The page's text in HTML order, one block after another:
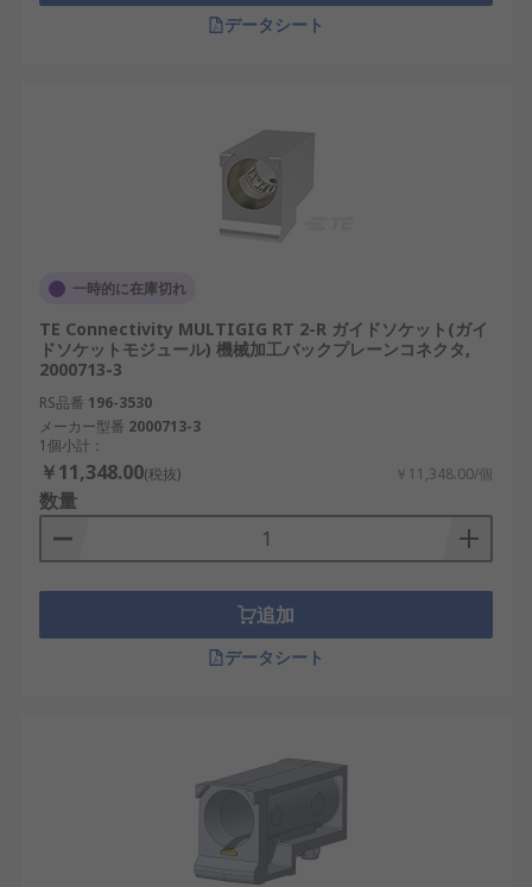
データシート
一時的に在庫切れ
TE Connectivity MULTIGIG RT 2-R ガイドソケット(ガイ
ドソケットモジュール) 機械加工バックプレーンコネクタ,
2000713-3
RS品番 196-3530
メーカー型番 2000713-3
1個小計：
￥11,348.00(税抜) ￥11,348.00/個
数量
追加
データシート